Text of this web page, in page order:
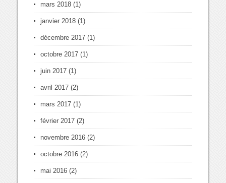
mars 2018 (1)
janvier 2018 (1)
décembre 2017 (1)
octobre 2017 (1)
juin 2017 (1)
avril 2017 (2)
mars 2017 (1)
février 2017 (2)
novembre 2016 (2)
octobre 2016 (2)
mai 2016 (2)